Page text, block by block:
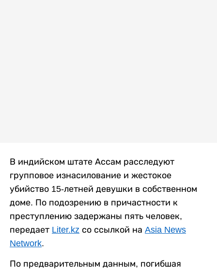
В индийском штате Ассам расследуют
групповое изнасилование и жестокое
убийство 15-летней девушки в собственном
доме. По подозрению в причастности к
преступлению задержаны пять человек,
передает Liter.kz со ссылкой на Asia News
Network.
По предварительным данным, погибшая